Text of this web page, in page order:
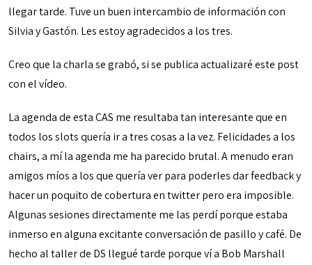
llegar tarde. Tuve un buen intercambio de información con
Silvia y Gastón. Les estoy agradecidos a los tres.
Creo que la charla se grabó, si se publica actualizaré este post
con el vídeo.
La agenda de esta CAS me resultaba tan interesante que en
todos los slots quería ir a tres cosas a la vez. Felicidades a los
chairs, a mí la agenda me ha parecido brutal. A menudo eran
amigos míos a los que quería ver para poderles dar feedback y
hacer un poquito de cobertura en twitter pero era imposible.
Algunas sesiones directamente me las perdí porque estaba
inmerso en alguna excitante conversación de pasillo y café. De
hecho al taller de DS llegué tarde porque ví a Bob Marshall